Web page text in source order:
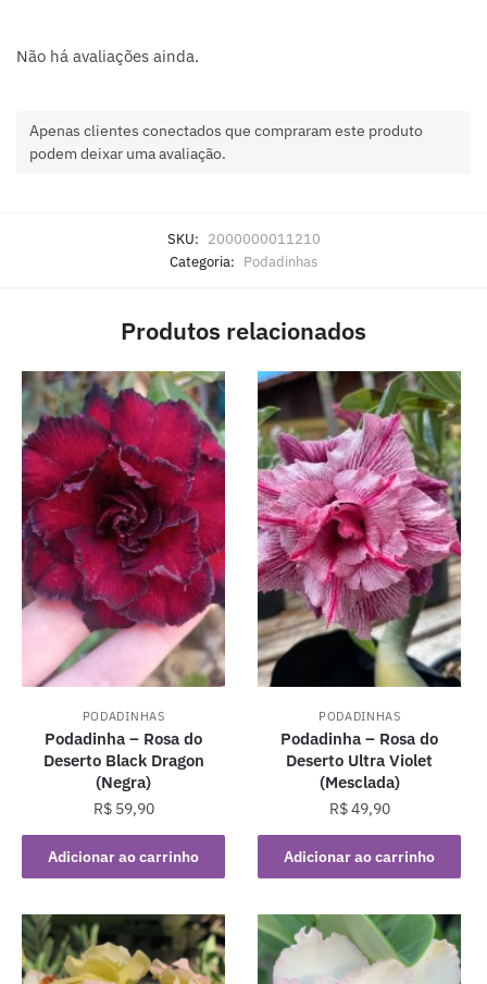
Não há avaliações ainda.
Apenas clientes conectados que compraram este produto
podem deixar uma avaliação.
SKU: 2000000011210
Categoria: Podadinhas
Produtos relacionados
PODADINHAS
Podadinha – Rosa do
Deserto Black Dragon
(Negra)
R$59,90
Adicionar ao carrinho
PODADINHAS
Podadinha – Rosa do
Deserto Ultra Violet
(Mesclada)
R$49,90
Adicionar ao carrinho